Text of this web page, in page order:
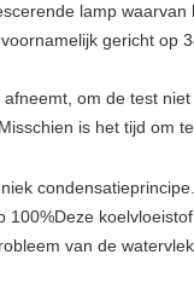
lamp
gericht op
om de test
is het tijd om
van de